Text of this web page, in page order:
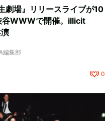
劇場』リリースライブが10
谷WWWで開催。illicit
編集部
0